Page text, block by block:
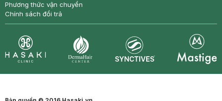
Phương thức vận chuyển
Chính sách đổi trả